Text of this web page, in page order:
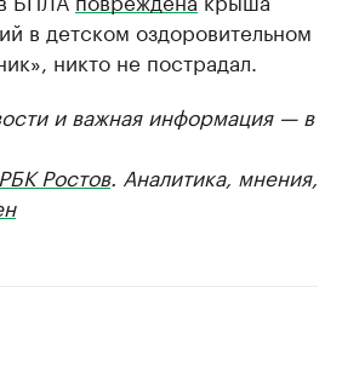
в детском оздоровительном
никто не пострадал.
и важная информация — в
Ростов. Аналитика, мнения,